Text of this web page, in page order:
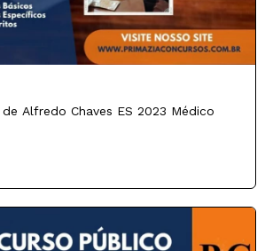
Alfredo Chaves ES 2023 Médico